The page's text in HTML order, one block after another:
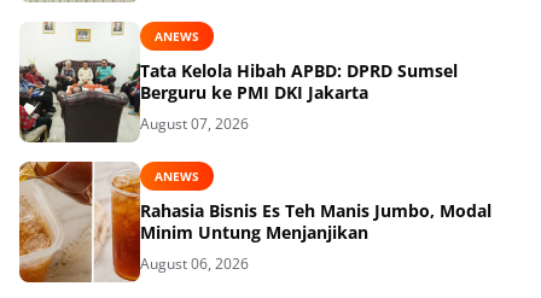
ANEWS
Tata Kelola Hibah APBD: DPRD Sumsel
Berguru ke PMI DKI Jakarta
August 07, 2026
ANEWS
Rahasia Bisnis Es Teh Manis Jumbo, Modal
Minim Untung Menjanjikan
August 06, 2026